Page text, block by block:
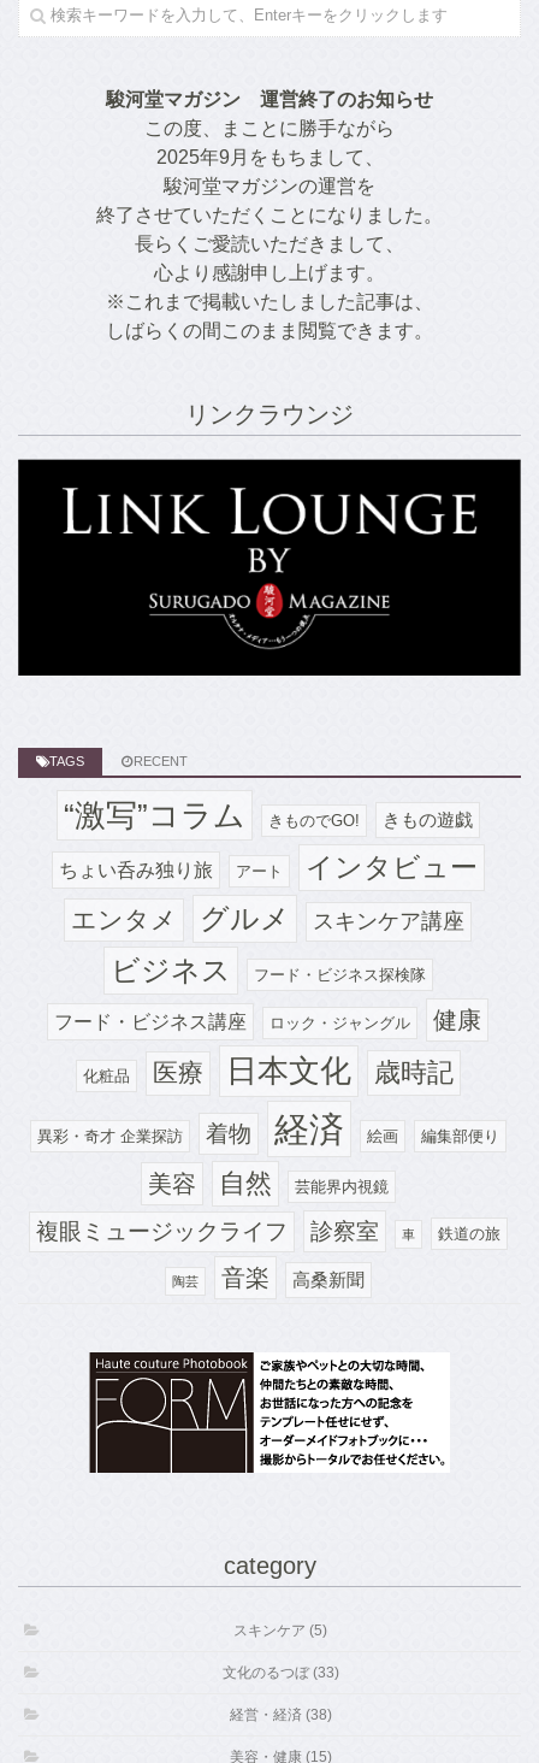
駿河堂マガジン　運営終了のお知らせ
この度、まことに勝手ながら
2025年9月をもちまして、
駿河堂マガジンの運営を
終了させていただくことになりました。
長らくご愛読いただきまして、
心より感謝申し上げます。
※これまで掲載いたしました記事は、
しばらくの間このまま閲覧できます。
リンクラウンジ
TAGS RECENT
“激写”コラム きものでGO! きもの遊戯
ちょい呑み独り旅 アート インタビュー
エンタメ グルメ スキンケア講座
ビジネス フード・ビジネス探検隊
フード・ビジネス講座 ロック・ジャングル 健康
化粧品 医療 日本文化 歳時記
異彩・奇才 企業探訪 着物 経済 絵画 編集部便り
美容 自然 芸能界内視鏡
複眼ミュージックライフ 診察室 車 鉄道の旅
陶芸 音楽 高桑新聞
category
スキンケア (5)
文化のるつぼ (33)
経営・経済 (38)
美容・健康 (15)